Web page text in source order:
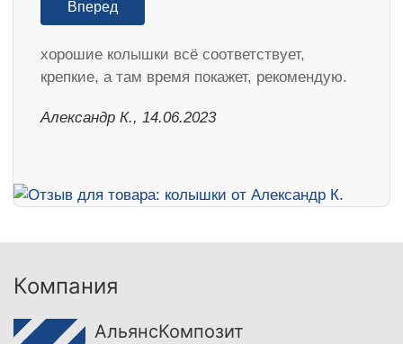
Вперед
хорошие колышки всё соответствует,
крепкие, а там время покажет, рекомендую.
Александр К., 14.06.2023
Компания
АльянсКомпозит